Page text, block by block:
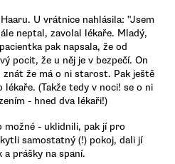
U vrátnice nahlásila: "Jsem
neptal, zavolal lékaře. Mladý,
pak napsala, že od
pocit, že u něj je v bezpečí. On
že má o ni starost. Pak ještě
(Takže tedy v noci! se o ni
- hned dva lékaři!)
možné - uklidnili, pak jí pro
samostatný (!) pokoj, dali jí
prášky na spaní.